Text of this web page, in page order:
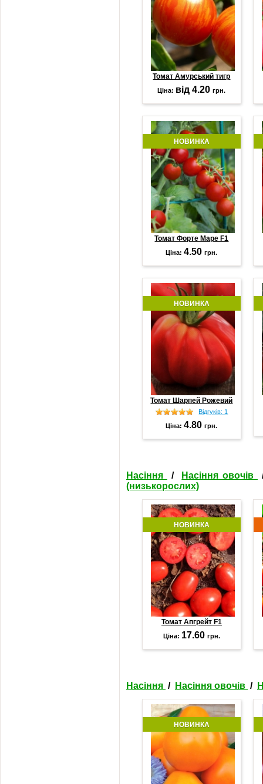
Томат Амурський тигр
Ціна: від 4.20грн.
НОВИНКА
Томат Форте Маре F1
Ціна:4.50грн.
НОВИНКА
Томат Шарпей Рожевий
Відгуків: 1
Ціна:4.80грн.
Насіння / Насіння овочів
(низькорослих)
НОВИНКА
Томат Апгрейт F1
Ціна: 17.60 грн.
Насіння / Насіння овочів /
НОВИНКА